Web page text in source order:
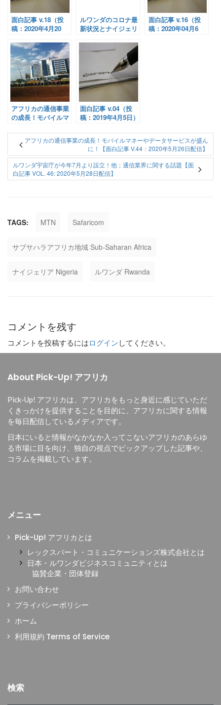
面白記事 v.18（投
稿：2020年4月20
ルワンダのコロナ最
新状況とナイジェリ
アフリカのプラスチ
ック燃料化ビジネ
ス…（面白記事
v.41：2020年5月21
日）
面白記事 v.16（投
稿：2020年04月6
アフリカの通信事業
の成長！モバイルマ
スが盛んに！【面白
記事 v.44：2020年5
月26日配信】
面白記事 v.04（投
稿：2019年4月5日）
アフリカの通信事業の成長！モバイルマネーやデータサービスが盛ん
に！【面白記事 V.44：2020年5月26日配信】
ルワンダ宇宙庁が今年7月より設立！他；通信業界に関する話題【面
白記事 VOL. 46: 2020年5月28日配信】
TAGS: MTN Safaricom
サブサハラアフリカ地域 Sub-Saharan Africa
ナイジェリア Nigeria ルワンダ Rwanda
コメントを残す
コメントを投稿するにはログイン してください。
About Pick-Up! アフリカ
Pick-Up! アフリカは、 アフリカをもっと身近に感じていただ
くきっかけを提供することを目的に、 アフリカに関する情報
を毎日配信しているメディアです。
日本にいると情報がなかなか入ってこないアフリカのあらゆ
る市場に目を向け、独自の視点でピックアップした記事や、
コラムを掲載しています。
メニュー
Pick-Up! アフリカとは
レックスバート・コミュニケーションズ株式会社とは
日本・ルワンダビジネスコミュニティとは
協賛企業・団体登録
お問い合わせ
プライバシーポリシー
ホーム
利用規約 Terms of Service
検索